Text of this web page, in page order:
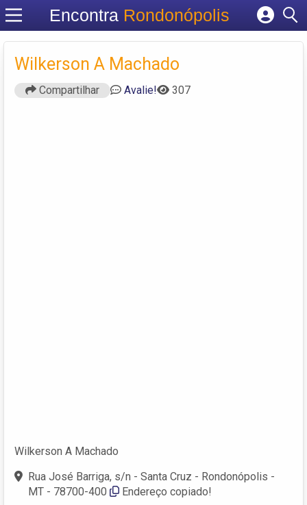
Encontra Rondonópolis
Cadastrar empresa
Criar conta
Wilkerson A Machado
Compartilhar Avalie! 307
Wilkerson A Machado
Rua José Barriga, s/n - Santa Cruz - Rondonópolis -
MT - 78700-400
Endereço copiado!